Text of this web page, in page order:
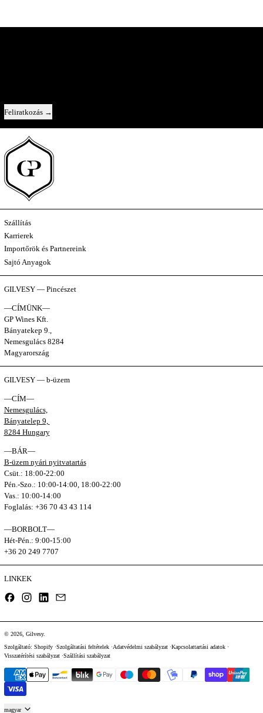
Feliratkozás
Szállítás
Karrierek
Importőrök és Partnereink
Sajtó Anyagok
GILVESY — Pincészet
—CÍMÜNK—
GP Wines Kft.
Bányatekep 9.,
Nemesgulács 8284
Magyarország
GILVESY — b-üzem
—CÍM—
Nemesgulács,
Bányatelep 9,
8284 Hungary
—BÁR—
B-üzem nyári nyitvatartás
Csüt.: 18:00-22:00
Pén.-Szo.: 10:00-14:00, 18:00-22:00
Vas.: 10:00-14:00
Foglalás: +36 70 43 43 114
—BORBOLT—
Hét-Pén.: 9:00-15:00
+36 20 249 7707
LINKEK
FacebookInstagramLinkedIn
© 2026, Gilvesy.
Szolgáltató: Shopify Szolgáltatási feltételek Adatvédelmi szabályzat Kapcsolattartási adatok
Visszatérítési szabályzat Szállítási szabályzat
Fizetési módok
Nyelv
magyar